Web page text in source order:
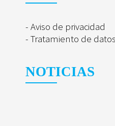
- Aviso de privacidad
- Tratamiento de datos
NOTICIAS